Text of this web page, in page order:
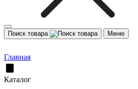
Поиск товара Меню
Главная
Каталог